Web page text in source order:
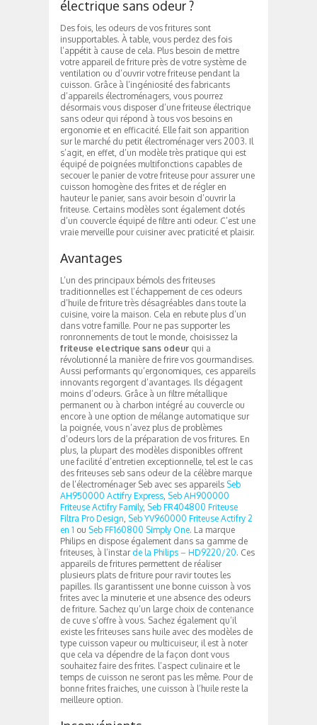
électrique sans odeur ?
Des fois, les odeurs de vos fritures sont
insupportables. À table, vous perdez des fois
l’appétit à cause de cela. Plus besoin de mettre
votre appareil de friture près de votre système de
ventilation ou d’ouvrir votre friteuse pendant la
cuisson. Grâce à l’ingéniosité des fabricants
d’appareils électroménagers, vous pourrez
désormais vous disposer d’une friteuse électrique
sans odeur qui répond à tous vos besoins en
ergonomie et en efficacité. Elle fait son apparition
sur le marché du petit électroménager vers 2003. Il
s’agit, en effet, d’un modèle très pratique qui est
équipé de poignées multifonctions capables de
secouer le panier de votre friteuse pour assurer une
cuisson homogène des frites et de régler en
hauteur le panier, sans avoir besoin d’ouvrir la
friteuse. Certains modèles sont également dotés
d’un couvercle équipé de filtre anti odeur. C’est une
vraie merveille pour cuisiner avec praticité et plaisir.
Avantages
L’un des principaux bémols des friteuses
traditionnelles est l’échappement de ces odeurs
d’huile de friture très désagréables dans toute la
cuisine, voire la maison. Cela en rebute plus d’un
dans votre famille. Pour ne pas supporter les
ronronnements de tout le monde, choisissez la
friteuse electrique sans odeur qui a
révolutionné la manière de frire vos gourmandises.
Aussi performants qu’ergonomiques, ces appareils
innovants regorgent d’avantages. Ils dégagent
moins d’odeurs. Grâce à un filtre métallique
permanent ou à charbon intégré au couvercle ou
encore à une option de mélange automatique sur
la poignée, vous n’avez plus de problèmes
d’odeurs lors de la préparation de vos fritures. En
plus, la plupart des modèles disponibles offrent
une facilité d’entretien exceptionnelle, tel est le cas
des friteuses seb sans odeur de la célèbre marque
de l’électroménager Seb avec ses appareils Seb
AH950000 Actifry Express Seb AH900000
Friteuse Actifry Family, Seb FR404800 Friteuse
Filtra Pro Design Seb YV960000 Friteuse Actifry 2
en 1 ou Seb FF160800 Simply One. La marque
Philips en dispose également dans sa gamme de
friteuses, à l’instar de la Philips – HD9220/20. Ces
appareils de fritures permettent de réaliser
plusieurs plats de friture pour ravir toutes les
papilles. Ils garantissent une bonne cuisson à vos
frites avec la minuterie et une absence des odeurs
de friture. Sachez qu’un large choix de contenance
de cuve s’offre à vous. Sachez également qu’il
existe les friteuses sans huile avec des modèles de
type cuisson vapeur ou multicuiseur, il est à noter
que cela va dépendre de la façon dont vous
souhaitez faire des frites. l’aspect culinaire et le
temps de cuisson ne seront pas les même. Pour de
bonne frites fraiches, une cuisson à l’huile reste la
meilleure option.